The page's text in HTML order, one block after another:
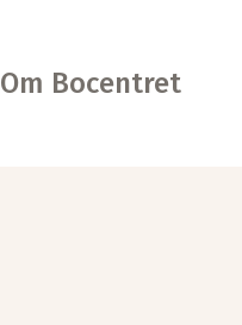
Om Bocentret